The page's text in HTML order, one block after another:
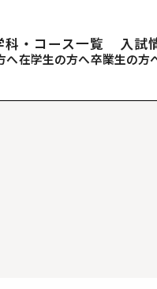
科・コース一覧 入試
へ在学生の方へ卒業生の方